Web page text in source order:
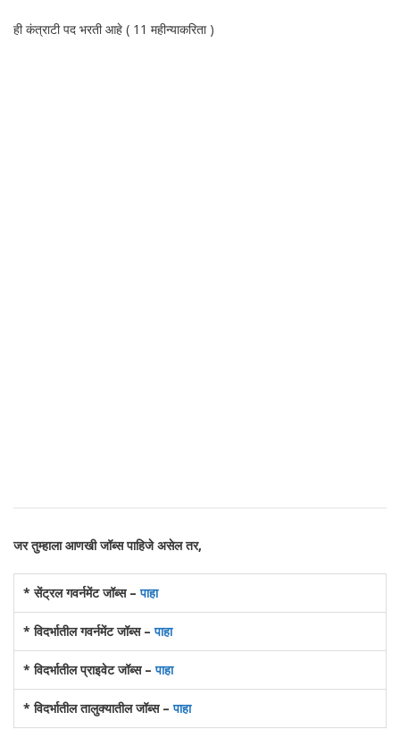
ही कंत्राटी पद भरती आहे ( 11 महीन्याकरिता )
जर तुम्हाला आणखी जॉब्स पाहिजे असेल तर,
* सेंट्रल गवर्नमेंट जॉब्स –पाहा
* विदर्भातील गवर्नमेंट जॉब्स –पाहा
* विदर्भातील प्राइवेट जॉब्स –पाहा
* विदर्भातील तालुक्यातील जॉब्स –पाहा